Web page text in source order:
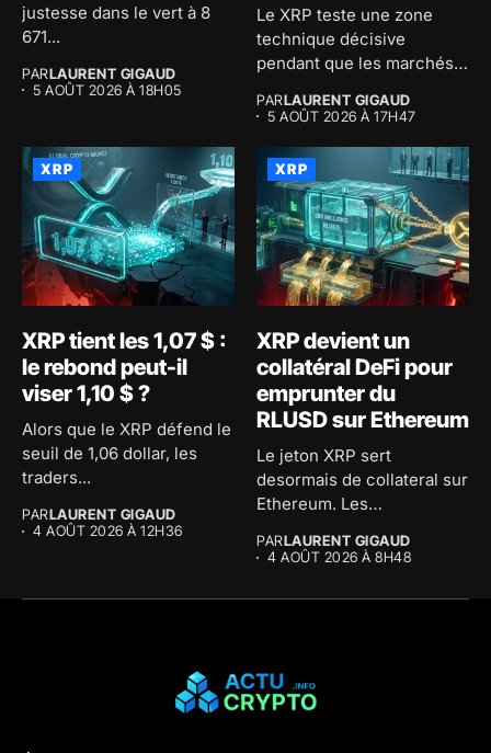
justesse dans le vert à 8
671...
PARLAURENT GIGAUD
5 AOÛT 2026 À 18H05
Le XRP teste une zone
technique décisive
pendant que les marchés
PARLAURENT GIGAUD
5 AOÛT 2026 À 17H47
XRP
XRP tient les 1,07 $ :
le rebond peut-il
viser 1,10 $ ?
Alors que le XRP défend le
seuil de 1,06 dollar, les
traders...
PARLAURENT GIGAUD
4 AOÛT 2026 À 12H36
XRP
XRP devient un
collatéral DeFi pour
emprunter du
RLUSD sur Ethereum
Le jeton XRP sert
desormais de collateral sur
Ethereum. Les
PARLAURENT GIGAUD
4 AOÛT 2026 À 8H48